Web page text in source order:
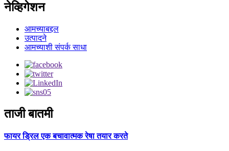
नेव्हिगेशन
आमच्याबद्दल
उत्पादने
आमच्याशी संपर्क साधा
ताजी बातमी
फायर ड्रिल एक बचावात्मक रेषा तयार करते